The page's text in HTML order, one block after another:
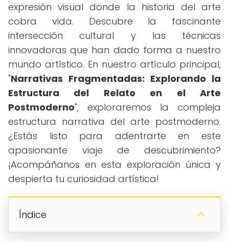
expresión visual donde la historia del arte
cobra vida. Descubre la fascinante
intersección cultural y las técnicas
innovadoras que han dado forma a nuestro
mundo artístico. En nuestro artículo principal,
"Narrativas Fragmentadas: Explorando la
Estructura del Relato en el Arte
Postmoderno", exploraremos la compleja
estructura narrativa del arte postmoderno.
¿Estás listo para adentrarte en este
apasionante viaje de descubrimiento?
¡Acompáñanos en esta exploración única y
despierta tu curiosidad artística!
Índice